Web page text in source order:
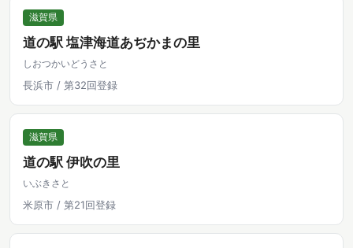
滋賀県
道の駅 塩津海道あぢかまの里
しおつかいどうさと
長浜市 / 第32回登録
滋賀県
道の駅 伊吹の里
いぶきさと
米原市 / 第21回登録